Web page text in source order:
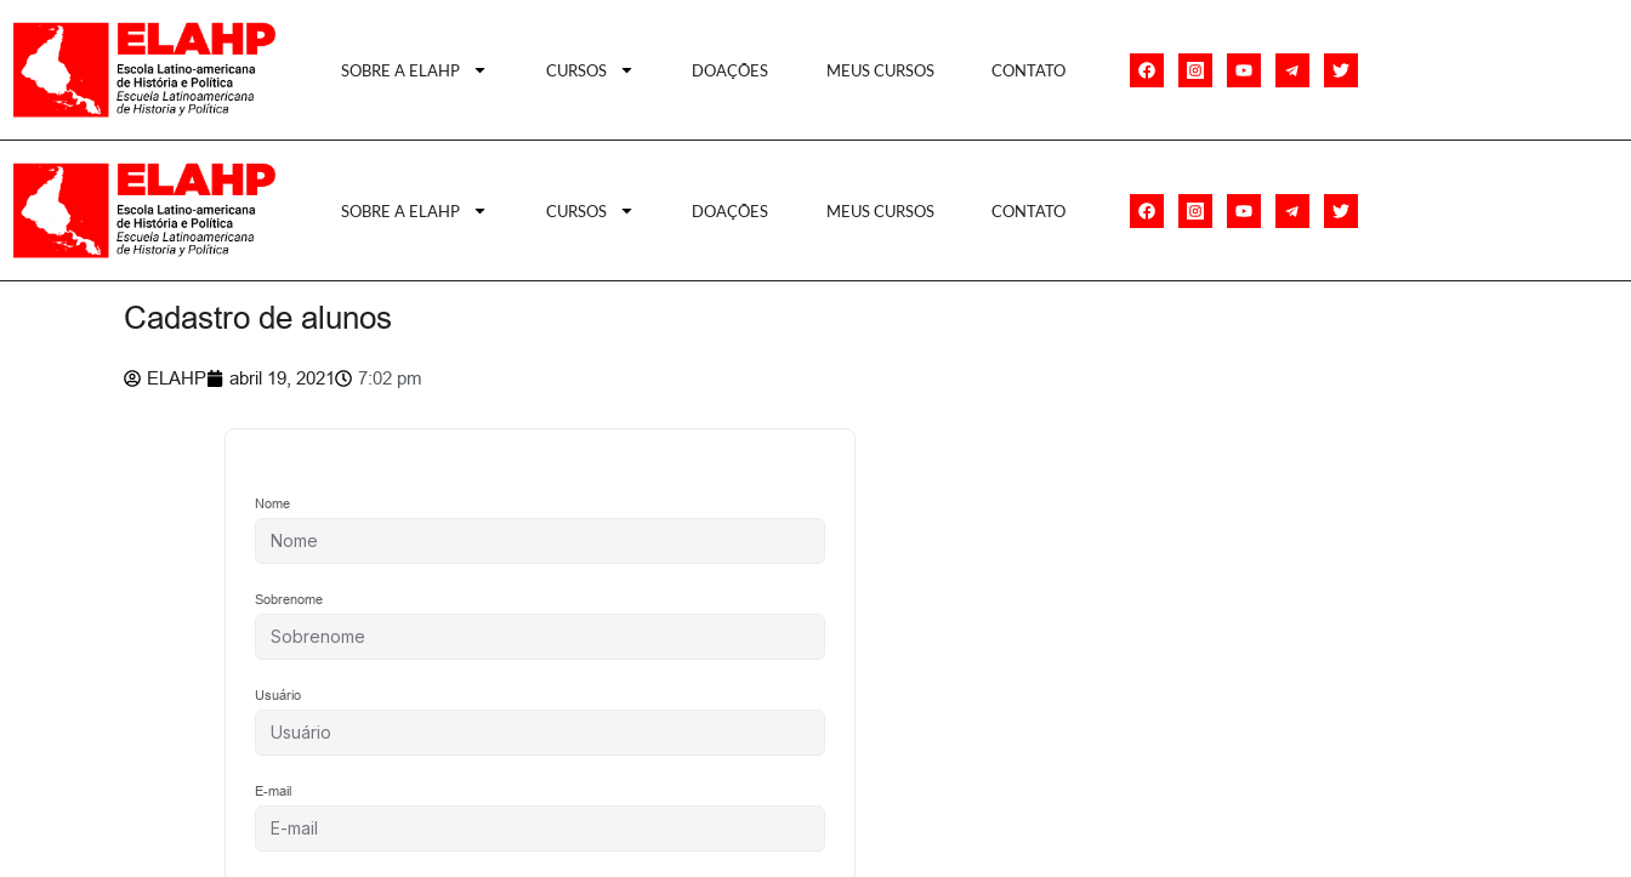
SOBRE A ELAHP CURSOS DOAÇÕES MEUS CURSOS CONTATO
SOBRE A ELAHP CURSOS DOAÇÕES MEUS CURSOS CONTATO
Cadastro de alunos
ELAHP abril 19, 2021 7:02 pm
Nome
Sobrenome
Usuário
E-mail